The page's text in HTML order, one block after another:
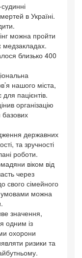
в Україні.
можна пройти
медзакладах.
близько 400
нашого міста,
пацієнтів.
організацію
базових
державних
та зручності
роботи.
віком від
через
свого сімейного
умовами можна
значення,
одним із
охорони
ризики та